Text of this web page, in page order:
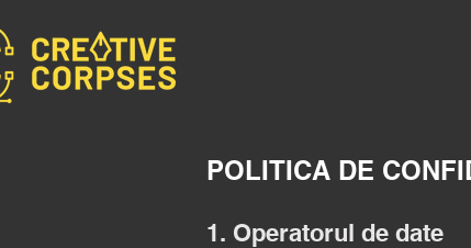
POLITICA DE
1. Operatorul de date